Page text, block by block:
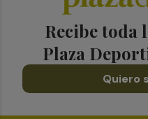
Recibe toda
Plaza
Quiero